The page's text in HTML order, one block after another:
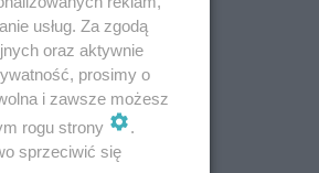
w
usług. Za zgodą
oraz aktywnie
prosimy o
i zawsze możesz
rogu strony
.
sprzeciwić się